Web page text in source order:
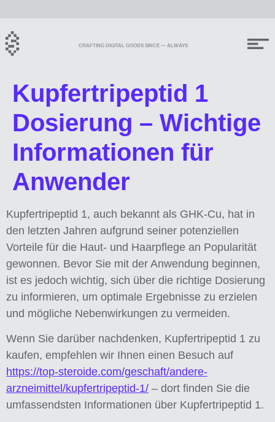
CRAFTING DIGITAL GOODS SINCE — ALWAYS
Kupfertripeptid 1
Dosierung – Wichtige
Informationen für
Anwender
Kupfertripeptid 1, auch bekannt als GHK-Cu, hat in
den letzten Jahren aufgrund seiner potenziellen
Vorteile für die Haut- und Haarpflege an Popularität
gewonnen. Bevor Sie mit der Anwendung beginnen,
ist es jedoch wichtig, sich über die richtige Dosierung
zu informieren, um optimale Ergebnisse zu erzielen
und mögliche Nebenwirkungen zu vermeiden.
Wenn Sie darüber nachdenken, Kupfertripeptid 1 zu
kaufen, empfehlen wir Ihnen einen Besuch auf
https://top-steroide.com/geschaft/andere-
arzneimittel/kupfertripeptid-1/ – dort finden Sie die
umfassendsten Informationen über Kupfertripeptid 1.